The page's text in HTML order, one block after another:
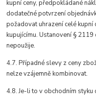
kupní ceny, předpokládané
dodatečné potvrzení
požadovat uhrazení celé
kupujícímu. Ustanovení §
nepoužije.
4.7. Případné slevy z ceny
nelze vzájemně kombinovat.
4.8. Je-li to v obchodním